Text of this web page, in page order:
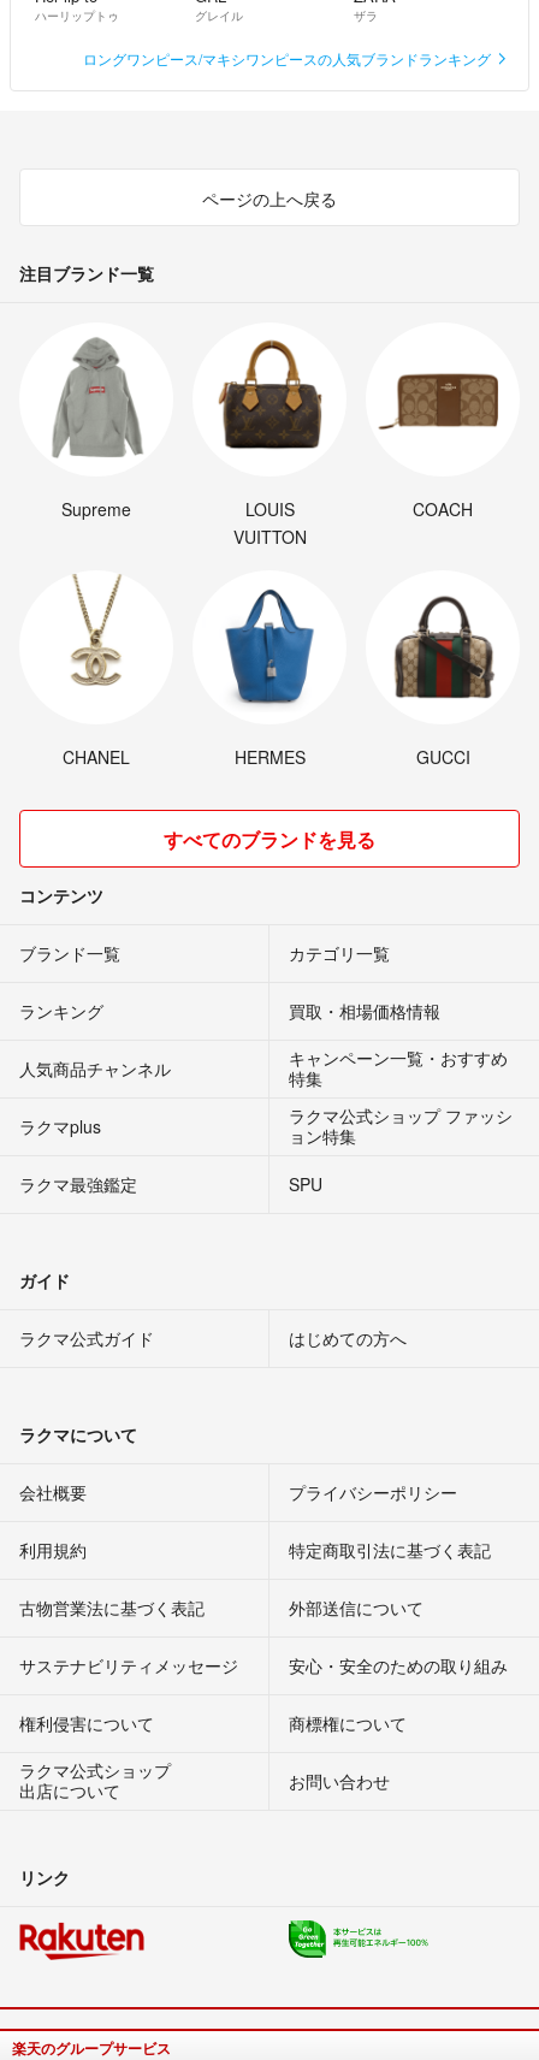
ハーリップトゥ グレイル ザラ
ロングワンピース/マキシワンピースの人気ブランドランキング
ページの上へ戻る
注目ブランド一覧
Supreme
LOUIS
VUITTON
COACH
CHANEL HERMES GUCCI
すべてのブランドを見る
コンテンツ
ブランド一覧 カテゴリ一覧
ランキング 買取・相場価格情報
人気商品チャンネル
キャンペーン一覧・おすすめ
特集
ラクマplus
ラクマ公式ショップ ファッシ
ョン特集
ラクマ最強鑑定
SPU
ガイド
ラクマ公式ガイド はじめての方へ
ラクマについて
会社概要 プライバシーポリシー
利用規約 特定商取引法に基づく表記
古物営業法に基づく表記 外部送信について
サステナビリティメッセージ 安心・安全のための取り組み
権利侵害について
商標権について
ラクマ公式ショップ
出店について
お問い合わせ
リンク
楽天のグループサービス